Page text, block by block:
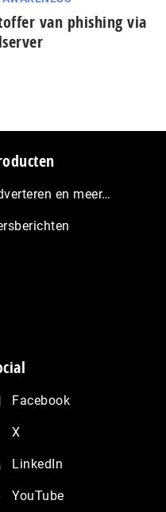
van phishing via
en meer…
Facebook
X
LinkedIn
YouTube